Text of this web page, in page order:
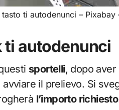
ti autodenunci –
ti autodenunci
sportelli, dopo
il prelievo. Si
l’importo richiesto